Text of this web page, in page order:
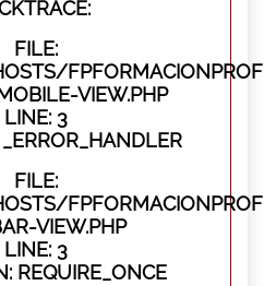
FILE:
VIEW.PHP
LINE: 3
FILE:
VIEW.PHP
LINE: 3
REQUIRE_ONCE